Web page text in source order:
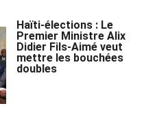
Haïti-élections : Le
Premier Ministre Alix
Didier Fils-Aimé veut
mettre les bouchées
doubles